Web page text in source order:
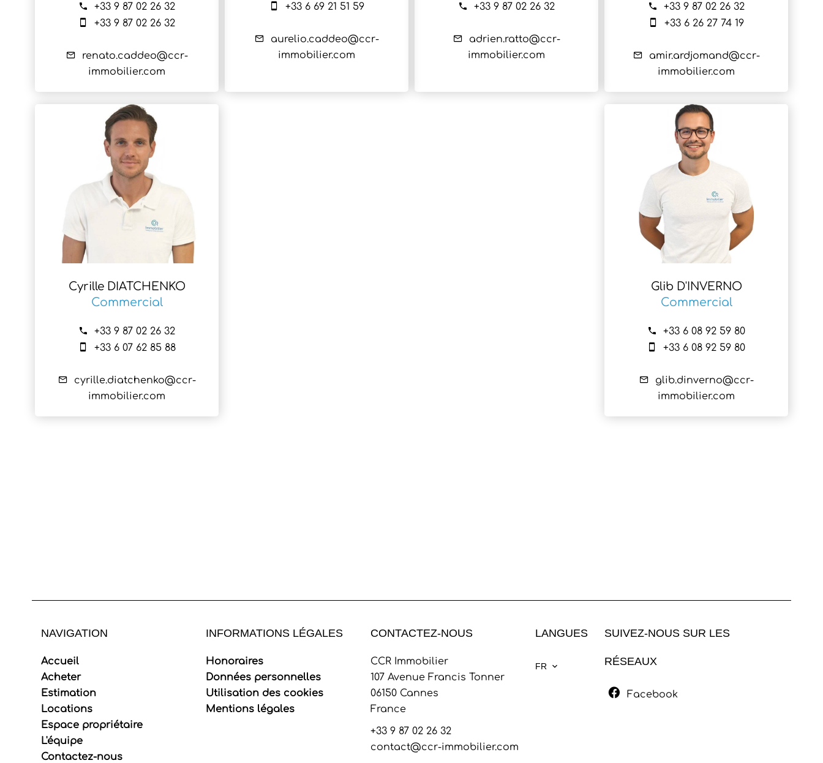
+33 9 87 02 26 32
+33 9 87 02 26 32
renato.caddeo@ccr-
immobilier.com
+33 6 69 21 51 59
aurelio.caddeo@ccr-
immobilier.com
+33 9 87 02 26 32
adrien.ratto@ccr-
immobilier.com
+33 9 87 02 26 32
+33 6 26 27 74 19
amir.ardjomand@ccr-
immobilier.com
Cyrille DIATCHENKO
Commercial
+33 9 87 02 26 32
+33 6 07 62 85 88
cyrille.diatchenko@ccr-
immobilier.com
Glib D'INVERNO
Commercial
+33 6 08 92 59 80
+33 6 08 92 59 80
glib.dinverno@ccr-
immobilier.com
NAVIGATION
Accueil
Acheter
Estimation
Locations
Espace propriétaire
L'équipe
Contactez-nous
INFORMATIONS LÉGALES
Honoraires
Données personnelles
Utilisation des cookies
Mentions légales
CONTACTEZ-NOUS
CCR Immobilier
107 Avenue Francis Tonner
06150Cannes
France
+33 9 87 02 26 32
contact@ccr-immobilier.com
LANGUES
FR
SUIVEZ-NOUS SUR LES
RÉSEAUX
Facebook